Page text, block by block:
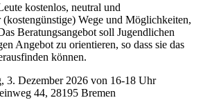
kostenlos, neutral und
(kostengünstige) Wege und Möglichkeiten,
Beratungsangebot soll Jugendlichen
Angebot zu orientieren, so dass sie das
können.
3. Dezember 2026 von 16-18 Uhr
44, 28195 Bremen